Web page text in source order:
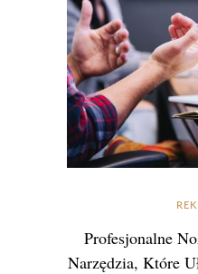
Profesjonalne
Narzędzia, Które